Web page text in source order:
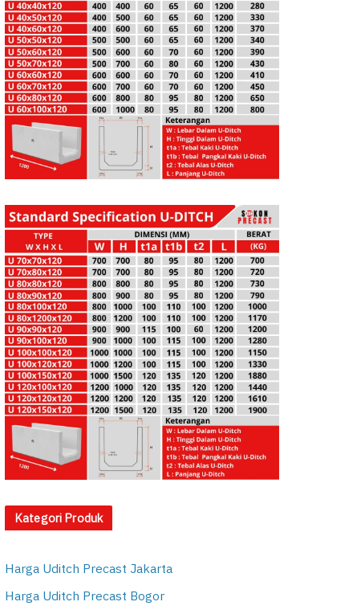
Kategori Produk
Harga Uditch Precast Jakarta
Harga Uditch Precast Bogor